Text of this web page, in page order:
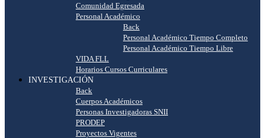
Comunidad Egresada
Personal Académico
Back
Personal Académico Tiempo Completo
Personal Académico Tiempo Libre
VIDA FLL
Horarios Cursos Curriculares
INVESTIGACIÓN
Back
Cuerpos Académicos
Personas Investigadoras SNII
PRODEP
Proyectos Vigentes